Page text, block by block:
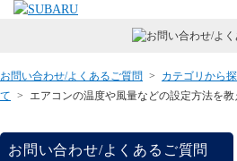
お問い合わせ/よくあるご質問 > カテゴリから
て > エアコンの温度や風量などの設定方法を教
お問い合わせ/よくあるご質問